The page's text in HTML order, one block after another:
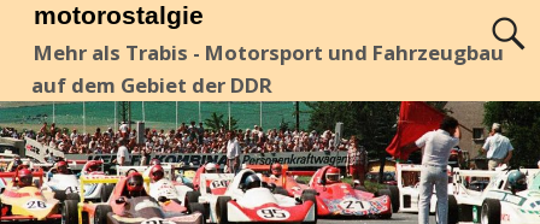
motorostalgie
Mehr als Trabis - Motorsport und Fahrzeugbau
auf dem Gebiet der DDR